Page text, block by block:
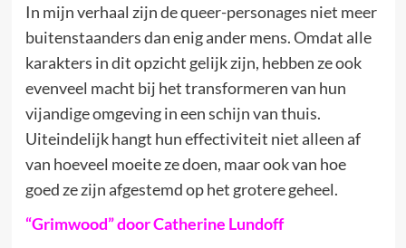
In mijn verhaal zijn de queer-personages niet meer
buitenstaanders dan enig ander mens. Omdat alle
karakters in dit opzicht gelijk zijn, hebben ze ook
evenveel macht bij het transformeren van hun
vijandige omgeving in een schijn van thuis.
Uiteindelijk hangt hun effectiviteit niet alleen af ​​
van hoeveel moeite ze doen, maar ook van hoe
goed ze zijn afgestemd op het grotere geheel.
“Grimwood” door Catherine Lundoff